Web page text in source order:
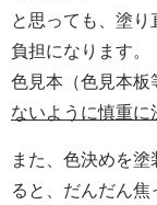
と思っても、塗
負担になります。
色見本（色見本板
ないように慎重に
また、色決めを
ると、だんだん